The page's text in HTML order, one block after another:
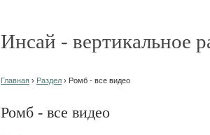
Инсай - вертикальное
Главная › Раздел › Ромб - все видео
Ромб - все видео